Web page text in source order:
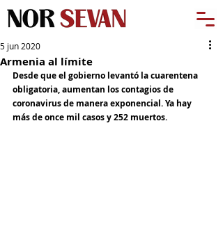
Armenia al límite
5 jun 2020
Desde que el gobierno levantó la cuarentena
obligatoria, aumentan los contagios de
coronavirus de manera exponencial. Ya hay
más de once mil casos y 252 muertos.